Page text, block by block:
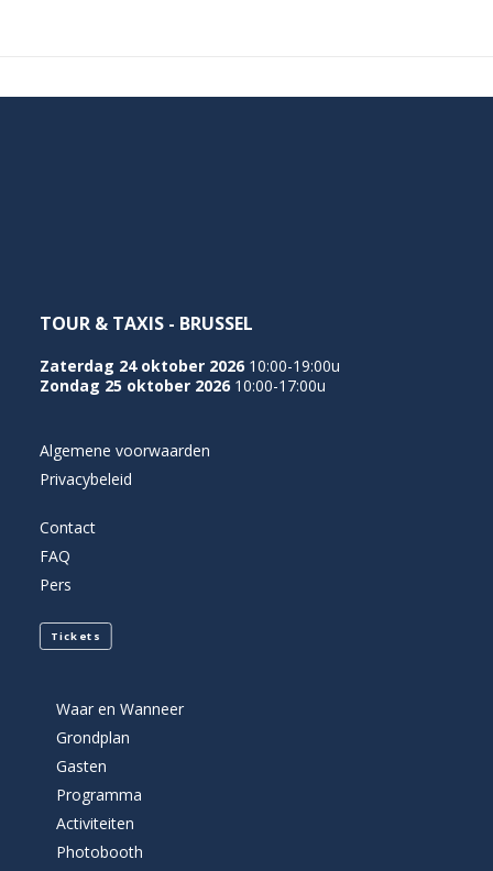
TOUR & TAXIS - BRUSSEL
Zaterdag 24 oktober 2026 10:00-19:00u
Zondag 25 oktober 2026 10:00-17:00u
Algemene voorwaarden
Privacybeleid
Contact
FAQ
Pers
Tickets
Waar en Wanneer
Grondplan
Gasten
Programma
Activiteiten
Photobooth